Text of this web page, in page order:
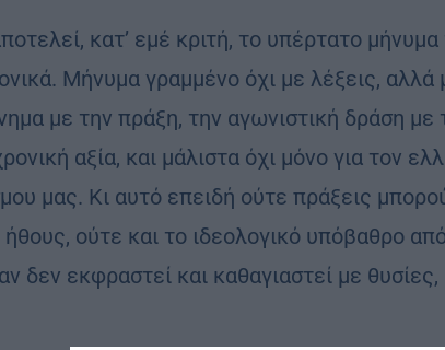
κατ’ εμέ κριτή, το υπέρτατο
Μήνυμα γραμμένο όχι με λέξεις,
με την πράξη, την αγωνιστική δράση με
αξία, και μάλιστα όχι μόνο για τον
μας. Κι αυτό επειδή ούτε πράξεις
ήθους, ούτε και το ιδεολογικό υπόβαθρο
δεν εκφραστεί και καθαγιαστεί με